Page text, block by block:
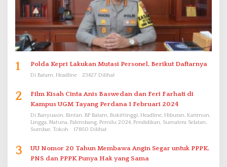
1 Polda Kepri Lakukan Mutasi Personel, Berikut Daftarnya
Di Batam, Headline 23427 Dilihat
2
Film Kisah Cinta Anis Baswedan dan Feri Farhati di
Kampus UGM Tayang Perdana 1 Februari 2024
Di Banyuasin, Bintan, BP Batam, Bukittinggi, Headline, Hiburan, Karimun,
Lingga, Natuna, Palembang, Pemilu 2024, Pendidikan, Sumatera Selatan,
Sumbar, Tokoh
17850 Dilihat
3
UU Nomor 20 Tahun Membawa Angin Segar untuk PPPK.
PNS dan PPPK Punya Hak yang Sama